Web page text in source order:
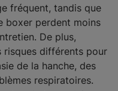
fréquent, tandis que
boxer perdent moins
De plus,
risques différents pour
de la hanche, des
respiratoires.